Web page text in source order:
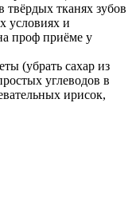
твёрдых тканях зубов
условиях и
проф приёме у
(убрать сахар из
углеводов в
ирисок,